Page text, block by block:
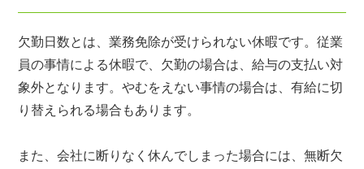
欠勤日数とは、業務免除が受けられない休暇です。従業
員の事情による休暇で、欠勤の場合は、給与の支払い対
象外となります。やむをえない事情の場合は、有給に切
り替えられる場合もあります。
また、会社に断りなく休んでしまった場合には、無断欠